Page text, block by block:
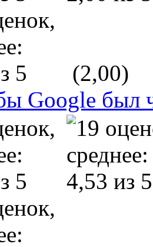
(2,00)
Google был